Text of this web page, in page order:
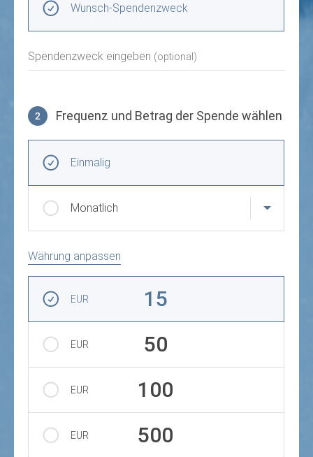
Wunsch-Spendenzweck
Spendenzweck eingeben (optional)
2 Frequenz und Betrag der Spende wählen
Einmalig
Monatlich
Währung anpassen
EUR 15
EUR 50
EUR 100
EUR 500